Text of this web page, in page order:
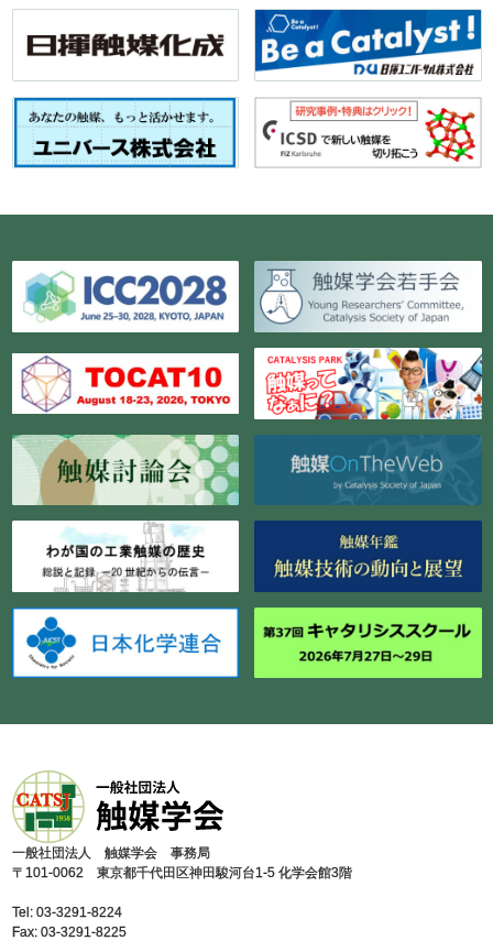
⼀般社団法⼈ 触媒学会 事務局
〒101-0062 東京都千代⽥区神⽥駿河台1-5 化学会館3階
Tel: 03-3291-8224
Fax: 03-3291-8225